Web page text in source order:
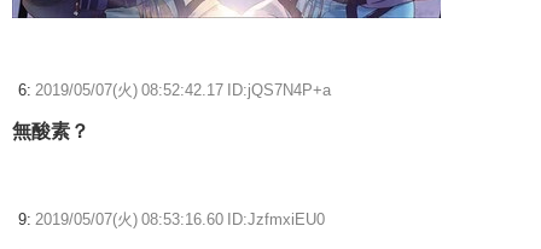
6: 2019/05/07(火) 08:52:42.17 ID:jQS7N4P+a
無酸素？
9: 2019/05/07(火) 08:53:16.60 ID:JzfmxiEU0